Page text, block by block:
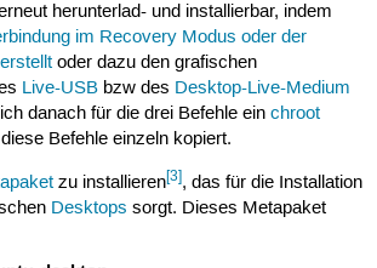
herunterlad- und installierbar, indem
im Recovery Modus oder der
oder dazu den grafischen
Live-USBbzw des Desktop-Live-Medium
danach für die drei Befehle ein chroot
Befehle einzeln kopiert.
zu installieren[3], das für die Installation
Desktops sorgt. Dieses Metapaket